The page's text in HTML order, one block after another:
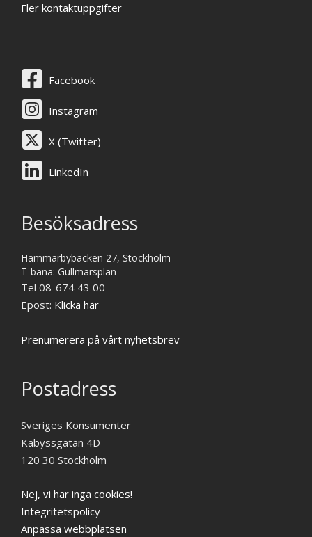
Fler kontaktuppgifter
Facebook
Instagram
X (Twitter)
LinkedIn
Besöksadress
Hammarbybacken 27, Stockholm
T-bana: Gullmarsplan
Tel 08-674 43 00
Epost: Klicka här
Prenumerera på vårt nyhetsbrev
Postadress
Sveriges Konsumenter
Kabyssgatan 4D
120 30 Stockholm
Nej, vi har inga cookies!
Integritetspolicy
Anpassa webbplatsen